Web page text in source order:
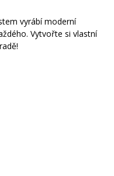
vyrábí moderní
Vytvořte si vlastní